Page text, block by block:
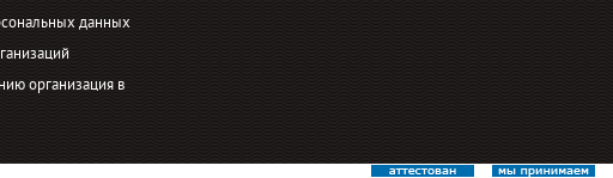
данных
организация в